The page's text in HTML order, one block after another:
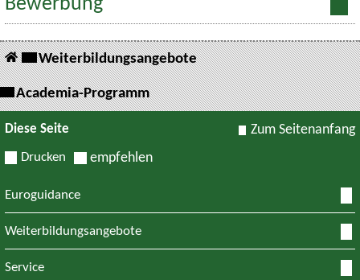
Bewerbung
Weiterbildungsangebote
Academia-Programm
Diese Seite
Drucken empfehlen
Zum Seitenanfang
Euroguidance
Weiterbildungsangebote
Service